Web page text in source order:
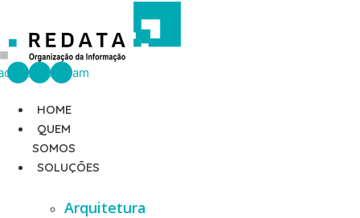
o
conteúdo
LinkedinInstagram
HOME
QUEM
SOMOS
SOLUÇÕES
Arquitetura